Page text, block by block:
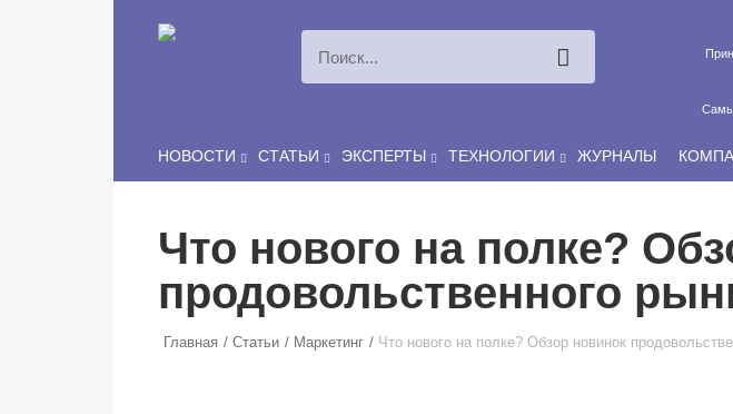
НОВОСТИ СТАТЬИ ЭКСПЕРТЫ ТЕХНОЛОГИИ ЖУРНАЛЫ
Что нового на полке?
продовольственного
Главная Статьи Маркетинг Что нового на полке? Обзор новинок